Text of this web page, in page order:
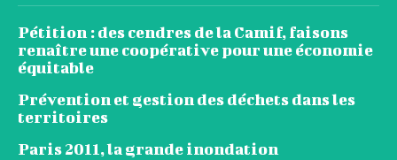
Pétition : des cendres de la Camif, faisons
renaître une coopérative pour une économie
équitable
Prévention et gestion des déchets dans les
territoires
Paris 2011, la grande inondation